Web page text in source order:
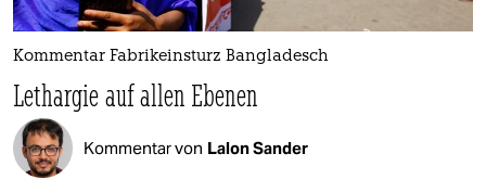
Kommentar Fabrikeinsturz Bangladesch
Lethargie auf allen Ebenen
Kommentar von Lalon Sander